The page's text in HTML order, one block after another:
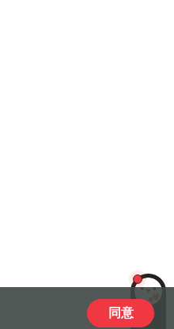
LiLi
同意